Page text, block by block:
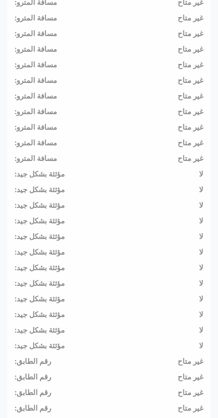
مسافة المترو:
غير متاح
مسافة المترو:
غير متاح
مسافة المترو:
غير متاح
مسافة المترو:
غير متاح
مسافة المترو:
غير متاح
مسافة المترو:
غير متاح
مسافة المترو:
غير متاح
مسافة المترو:
غير متاح
مسافة المترو:
غير متاح
مسافة المترو:
غير متاح
مسافة المترو:
غير متاح
مؤثثة بشكل جيد:
لا
مؤثثة بشكل جيد:
لا
مؤثثة بشكل جيد:
لا
مؤثثة بشكل جيد:
لا
مؤثثة بشكل جيد:
لا
مؤثثة بشكل جيد:
لا
مؤثثة بشكل جيد:
لا
مؤثثة بشكل جيد:
لا
مؤثثة بشكل جيد:
لا
مؤثثة بشكل جيد:
لا
مؤثثة بشكل جيد:
لا
مؤثثة بشكل جيد:
لا
رقم الطابق:
غير متاح
رقم الطابق:
غير متاح
رقم الطابق:
غير متاح
رقم الطابق:
غير متاح